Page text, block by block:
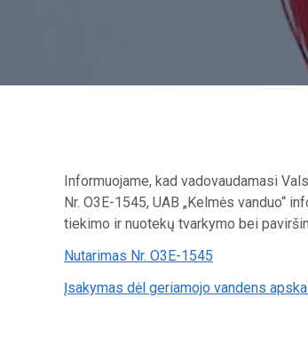
Informuojame, kad vadovaudamasi
Nr. O3E-1545, UAB „Kelmės vanduo“
tiekimo ir nuotekų tvarkymo bei
Nutarimas Nr. O3E-1545
Įsakymas dėl geriamojo vandens